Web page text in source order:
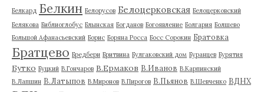
Белкард Белкин Белорусов Белоцерковская Белоцерковский
Белякова Библиоглобус Блынская Богданов Богоявление Болгария Болшево
Большой Афанасьевский Борис Боряна Росса Босс Сорокин Братовка
Братцево Бредбери Бритвина Булгаковский дом Буранцев Бурятия
Бутко Буцкий В.Гончаров В.Ермаков В.Иванов В.Карпинский
В.Лапшин В.Латыпов В.Миронов В.Пирогов В.Пьянов В.Шевченко ВДНХ